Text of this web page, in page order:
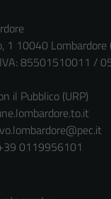
1 10040
IVA: 85501510011 /
il Pubblico (URP)
0119956101